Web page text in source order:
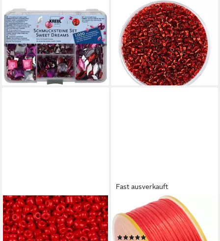
Stein KREUL Schmucksteine
Set Sweet Dreams 1000
Stück Box
12,63 €
lieferbar - in 2-3 Werktagen bei dir
Bastelperlen Schmuckperlen
Delica-Roccailles, 2 mm,
unterschiedliche Farbauswahl
11,39 €
lieferbar - in 3-4 Werktagen bei dir
+14
MADDMA
Bastelperlen 50g Rocailles
Glasperlen 2mm
Fast ausverkauft
PRACHT
Bastelperlen ignore, ca. 44,5
(2)